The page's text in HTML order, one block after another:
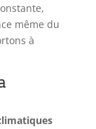
même du
à